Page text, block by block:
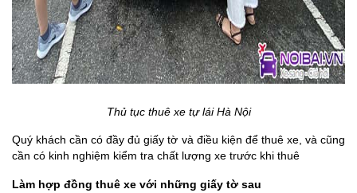
Thủ tục thuê xe tự lái Hà Nội
Quý khách cần có đầy đủ giấy tờ và điều kiện để thuê xe, và cũng
cần có kinh nghiệm kiểm tra chất lượng xe trước khi thuê
Làm hợp đồng thuê xe với những giấy tờ sau